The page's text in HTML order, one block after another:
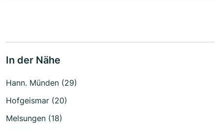
In der Nähe
Hann. Münden (29)
Hofgeismar (20)
Melsungen (18)